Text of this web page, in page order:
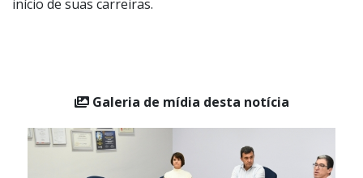
na parceria a Formação Inicial - Integração para todos
Galeria de mídia desta notícia